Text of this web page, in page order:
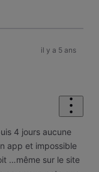
il y a 5 ans
4 jours aucune
app et impossible
…même sur le site